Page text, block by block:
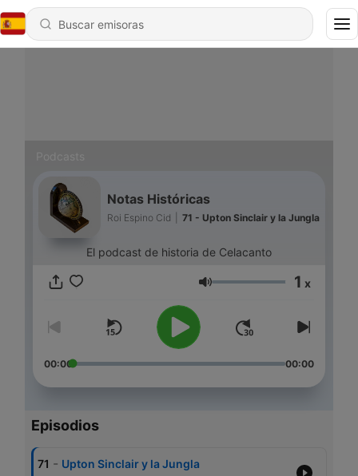
Notas Históricas
Roi Espino Cid 71 - Upton Sinclair y la Jungla
El podcast de historia de Celacanto
Volumen 1 x
00:00 00:00
Episodios
71 - Upton Sinclair y la Jungla